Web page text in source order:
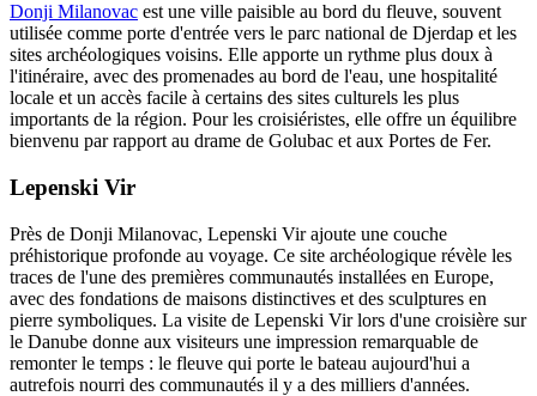
Donji Milanovac est une ville paisible au bord du fleuve, souvent
utilisée comme porte d'entrée vers le parc national de Djerdap et les
sites archéologiques voisins. Elle apporte un rythme plus doux à
l'itinéraire, avec des promenades au bord de l'eau, une hospitalité
locale et un accès facile à certains des sites culturels les plus
importants de la région. Pour les croisiéristes, elle offre un équilibre
bienvenu par rapport au drame de Golubac et aux Portes de Fer.
Lepenski Vir
Près de Donji Milanovac, Lepenski Vir ajoute une couche
préhistorique profonde au voyage. Ce site archéologique révèle les
traces de l'une des premières communautés installées en Europe,
avec des fondations de maisons distinctives et des sculptures en
pierre symboliques. La visite de Lepenski Vir lors d'une croisière sur
le Danube donne aux visiteurs une impression remarquable de
remonter le temps : le fleuve qui porte le bateau aujourd'hui a
autrefois nourri des communautés il y a des milliers d'années.